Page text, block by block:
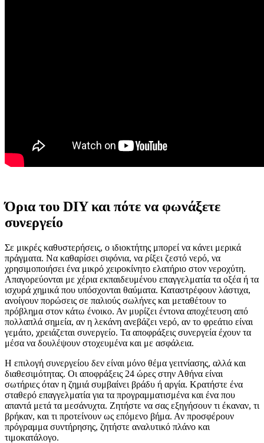
Όρια του DIY και πότε να φωνάξετε
συνεργείο
Σε μικρές καθυστερήσεις, ο ιδιοκτήτης μπορεί να κάνει μερικά
πράγματα. Να καθαρίσει σιφόνια, να ρίξει ζεστό νερό, να
χρησιμοποιήσει ένα μικρό χειροκίνητο ελατήριο στον νεροχύτη.
Απαγορεύονται με χέρια εκπαιδευμένου επαγγελματία τα οξέα ή τα
ισχυρά χημικά που υπόσχονται θαύματα. Καταστρέφουν λάστιχα,
ανοίγουν πορώσεις σε παλιούς σωλήνες και μεταθέτουν το
πρόβλημα στον κάτω ένοικο. Αν μυρίζει έντονα αποχέτευση από
πολλαπλά σημεία, αν η λεκάνη ανεβάζει νερό, αν το φρεάτιο είναι
γεμάτο, χρειάζεται συνεργείο. Τα αποφράξεις συνεργεία έχουν τα
μέσα να δουλέψουν στοχευμένα και με ασφάλεια.
Η επιλογή συνεργείου δεν είναι μόνο θέμα γειτνίασης, αλλά και
διαθεσιμότητας. Οι αποφράξεις 24 ώρες στην Αθήνα είναι
σωτήριες όταν η ζημιά συμβαίνει βράδυ ή αργία. Κρατήστε ένα
σταθερό επαγγελματία για τα προγραμματισμένα και ένα που
απαντά μετά τα μεσάνυχτα. Ζητήστε να σας εξηγήσουν τι έκαναν, τι
βρήκαν, και τι προτείνουν ως επόμενο βήμα. Αν προσφέρουν
πρόγραμμα συντήρησης, ζητήστε αναλυτικό πλάνο και
τιμοκατάλογο.